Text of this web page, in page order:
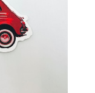
パー製パー